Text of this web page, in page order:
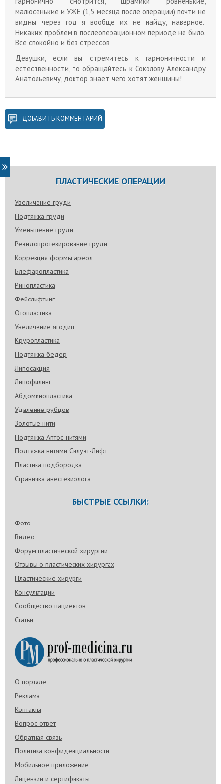
малюсенькие и УЖЕ (1,5 месяца после операции) почти не
видны, через год я вообще их не найду, наверное.
Никаких проблем в послеоперационном периоде не было.
Все спокойно и без стрессов.
Девушки, если вы стремитесь к гармоничности и
естественности, то обращайтесь к Соколову Александру
Анатольевичу, доктор знает, чего хотят женщины!
ДОБАВИТЬ КОММЕНТАРИЙ
ПЛАСТИЧЕСКИЕ ОПЕРАЦИИ
Увеличение груди
Подтяжка груди
Уменьшение груди
Реэндопротезирование груди
Коррекция формы ареол
Блефаропластика
Ринопластика
Фейслифтинг
Отопластика
Увеличение ягодиц
Круропластика
Подтяжка бедер
Липосакция
Липофилинг
Абдоминопластика
Удаление рубцов
Золотые нити
Подтяжка Аптос-нитями
Подтяжка нитями Силуэт-Лифт
Пластика подбородка
Страничка анестезиолога
БЫСТРЫЕ ССЫЛКИ:
Фото
Видео
Форум пластической хирургии
Отзывы о пластических хирургах
Пластические хирурги
Консультации
Сообщество пациентов
Статьи
О портале
Реклама
Контакты
Вопрос-ответ
Обратная связь
Политика конфиденциальности
Мобильное приложение
Лицензии и сертификаты